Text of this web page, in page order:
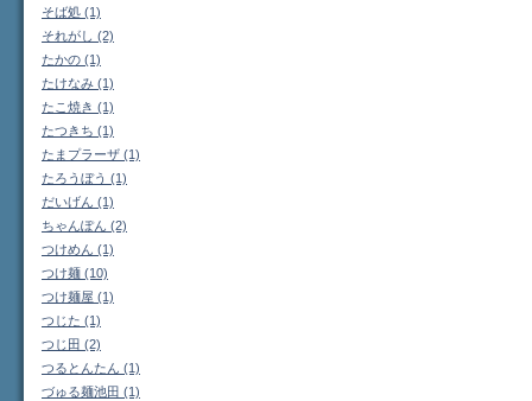
そば処 (1)
それがし (2)
たかの (1)
たけなみ (1)
たこ焼き (1)
たつきち (1)
たまプラーザ (1)
たろうぼう (1)
だいげん (1)
ちゃんぽん (2)
つけめん (1)
つけ麺 (10)
つけ麺屋 (1)
つじた (1)
つじ田 (2)
つるとんたん (1)
づゅる麺池田 (1)